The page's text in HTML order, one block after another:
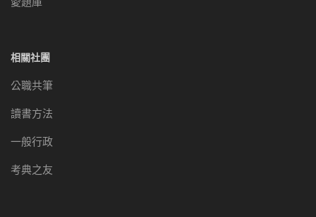
相關社團
公職共筆
讀書方法
一般行政
考典之友